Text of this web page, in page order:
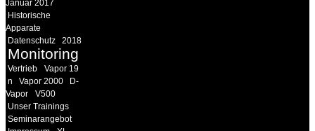
Januar 2017
Historische
Apparate
Datenschutz
2018
Monitoring
Vertrieb
Vapor 19
n
Vapor 2000
D-
Vapor
V500
Unser Trainings
Seminarangebot